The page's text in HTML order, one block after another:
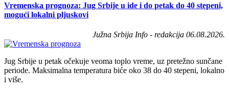
Vremenska prognoza: Jug Srbije u ide i do petak do 40 stepeni,
mogući lokalni pljuskovi
Južna Srbija Info - redakcija 06.08.2026.
Jug Srbije u petak očekuje veoma toplo vreme, uz pretežno sunčane
periode. Maksimalna temperatura biće oko 38 do 40 stepeni, lokalno
i više.